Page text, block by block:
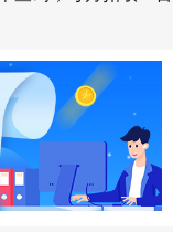
，以下全买的
保费+裸车价